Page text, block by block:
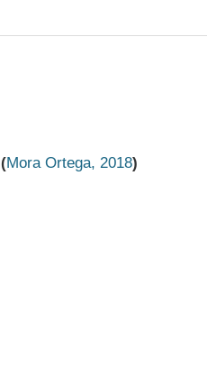
(Mora Ortega, 2018)